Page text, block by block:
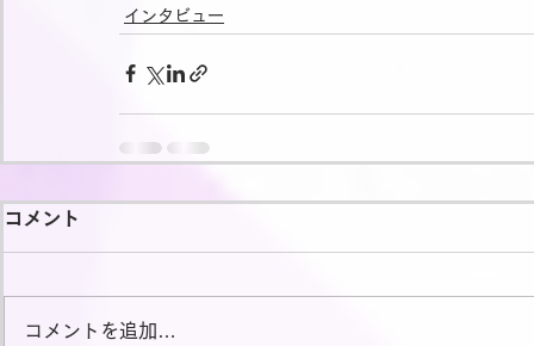
インタビュー
コメント
コメントを追加…